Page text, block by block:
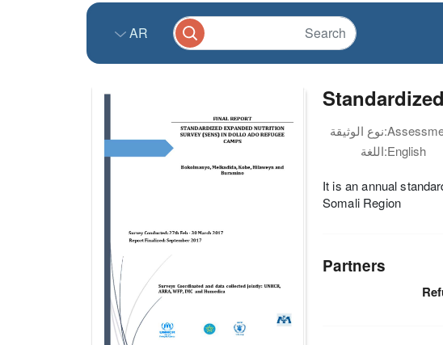
AR
نوع الوثيقة:
اللغة:English
It is an annual
Somali Region
Partners